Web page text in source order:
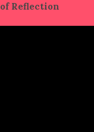
Reflection